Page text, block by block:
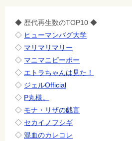
◆ 歴代再生数のTOP10 ◆
◇ ヒューマンバグ大学
◇ マリマリマリー
◇ マニマニピーポー
◇ エトラちゃんは見た！
◇ ジェルOfficial
◇ P丸様。
◇ モナ・リザの戯言
◇ セカイノフシギ
◇ 混血のカレコレ